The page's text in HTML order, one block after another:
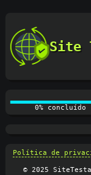
Site
0% concluído
Política de
© 2025